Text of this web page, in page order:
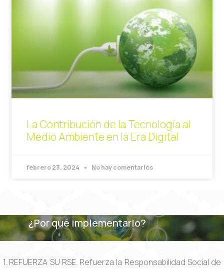
La Contribución de la Tecnología al
Medio Ambiente en la Era Digital
febrero 23, 2024 No hay comentarios
¿Por qué implementarlo?
1. REFUERZA SU RSE. Refuerza la Responsabilidad Social de